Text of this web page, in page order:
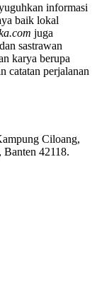
informasi
baik lokal
juga
sastrawan
karya berupa
catatan perjalanan
Ciloang,
Banten 42118.